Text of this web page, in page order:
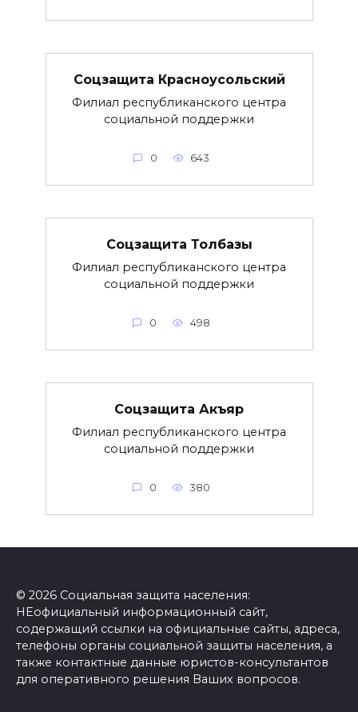
Соцзащита Красноусольский
Филиал республиканского центра
социальной поддержки
0 643
Соцзащита Толбазы
Филиал республиканского центра
социальной поддержки
0 498
Соцзащита Акъяр
Филиал республиканского центра
социальной поддержки
0 380
© 2026 Социальная защита населения:
НЕофициальный информационный сайт,
содержащий ссылки на официальные сайты, адреса,
телефоны органы социальной защиты населения, а
также контактные данные юристов-консультантов
для оперативного решения Ваших вопросов.